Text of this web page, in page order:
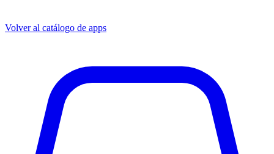
Volver al catálogo de apps